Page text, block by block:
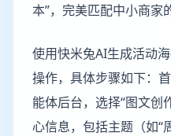
本”，完美匹配中小商家
使用快米兔AI生成活动
操作，具体步骤如下：
能体后台，选择“图文创
心信息，包括主题（如“